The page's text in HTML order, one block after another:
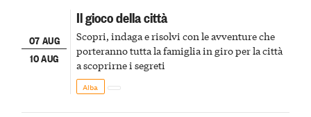
07 AUG
10 AUG
Il gioco della città
Scopri, indaga e risolvi con le avventure che
porteranno tutta la famiglia in giro per la città
a scoprirne i segreti
Alba